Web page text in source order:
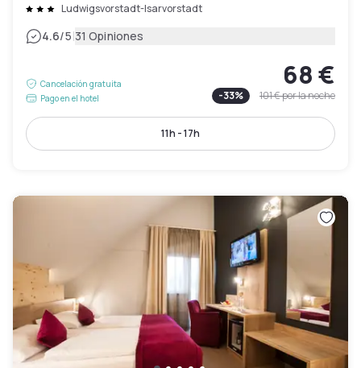
Ludwigsvorstadt-Isarvorstadt
4.6/5|31 Opiniones
Cancelación gratuita
Pago en el hotel
68 €
-33% 101 €por la noche
11h - 17h